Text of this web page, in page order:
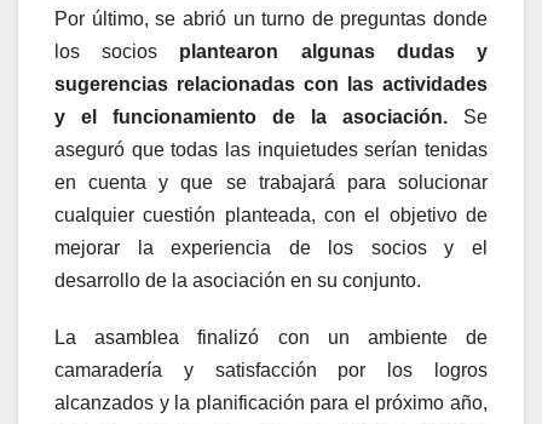
Por último, se abrió un turno de preguntas donde
los socios plantearon algunas dudas y
sugerencias relacionadas con las actividades
y el funcionamiento de la asociación. Se
aseguró que todas las inquietudes serían tenidas
en cuenta y que se trabajará para solucionar
cualquier cuestión planteada, con el objetivo de
mejorar la experiencia de los socios y el
desarrollo de la asociación en su conjunto.
La asamblea finalizó con un ambiente de
camaradería y satisfacción por los logros
alcanzados y la planificación para el próximo año,